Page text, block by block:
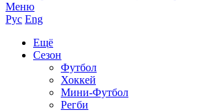
Меню
Рус Eng
Ещё
Сезон
Футбол
Хоккей
Мини-Футбол
Регби